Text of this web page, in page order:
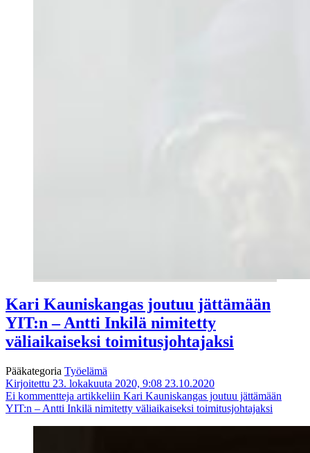
Kari Kauniskangas joutuu jättämään
YIT:n – Antti Inkilä nimitetty
väliaikaiseksi toimitusjohtajaksi
Pääkategoria Työelämä
Kirjoitettu 23. lokakuuta 2020, 9:08 23.10.2020
Ei kommentteja artikkeliin Kari Kauniskangas joutuu jättämään
YIT:n – Antti Inkilä nimitetty väliaikaiseksi toimitusjohtajaksi